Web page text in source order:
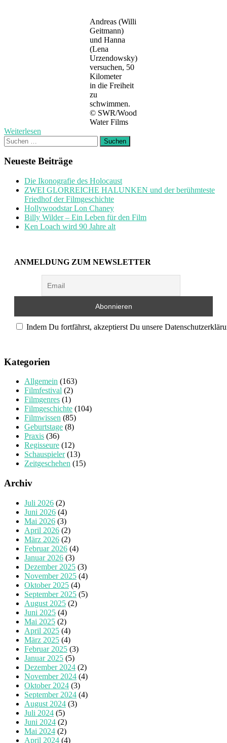
Andreas (Willi
Geitmann)
und Hanna
(Lena
Urzendowsky)
versuchen, 50
Kilometer
in die Freiheit
zu
schwimmen.
© SWR/Wood
Water Films
Weiterlesen
Suchen
nach:
Neueste Beiträge
Die Ikonografie des Holocaust
ZWEI GLORREICHE HALUNKEN und der berühmteste
Friedhof der Filmgeschichte
Hollywoodstar Lon Chaney
Billy Wilder – Ein Leben für den Film
Ken Loach wird 90 Jahre alt
ANMELDUNG ZUM NEWSLETTER
Indem Du fortfährst, akzeptierst Du unsere
Kategorien
Allgemein (163)
Filmfestival (2)
Filmgenres (1)
Filmgeschichte (104)
Filmwissen (85)
Geburtstage (8)
Praxis (36)
Regisseure (12)
Schauspieler(13)
Zeitgeschehen (15)
Archiv
Juli 2026 (2)
Juni 2026 (4)
Mai 2026 (3)
April 2026 (2)
März 2026 (2)
Februar 2026 (4)
Januar 2026 (3)
Dezember 2025 (3)
November 2025 (4)
Oktober 2025 (4)
September 2025 (5)
August 2025 (2)
Juni 2025 (4)
Mai 2025 (2)
April 2025 (4)
März 2025 (4)
Februar 2025 (3)
Januar 2025 (5)
Dezember 2024 (2)
November 2024 (4)
Oktober 2024 (3)
September 2024 (4)
August 2024 (3)
Juli 2024 (5)
Juni 2024 (2)
Mai 2024 (2)
April 2024 (4)